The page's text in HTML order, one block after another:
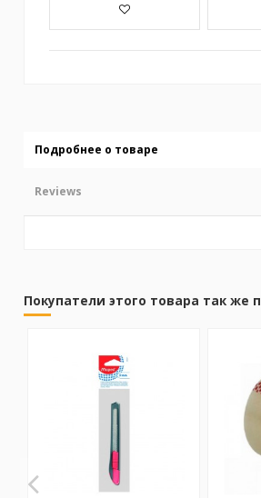
Подробнее о товаре
Reviews
Покупатели этого товара так же